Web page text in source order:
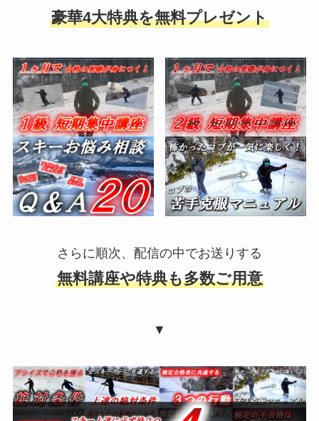
豪華4大特典を無料プレゼント
さらに順次、配信の中でお送りする
無料講座や特典も多数ご用意
▼